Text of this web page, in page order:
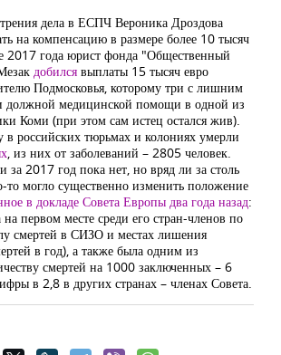
дела в ЕСПЧ Вероника Дроздова
на компенсацию в размере более 10 тысяч
2017 года юрист фонда "Общественный
добился выплаты 15 тысяч евро
Подмосковья, которому три с лишним
должной медицинской помощи в одной из
Коми (при этом сам истец остался жив).
в российских тюрьмах и колониях умерли
, из них от заболеваний – 2805 человек.
за 2017 год пока нет, но вряд ли за столь
то могло существенно изменить положение
в докладе Совета Европы два года назад:
на первом месте среди его стран-членов по
смертей в СИЗО и местах лишения
в год), а также была одним из
смертей на 1000 заключенных – 6
в 2,8 в других странах – членах Совета.